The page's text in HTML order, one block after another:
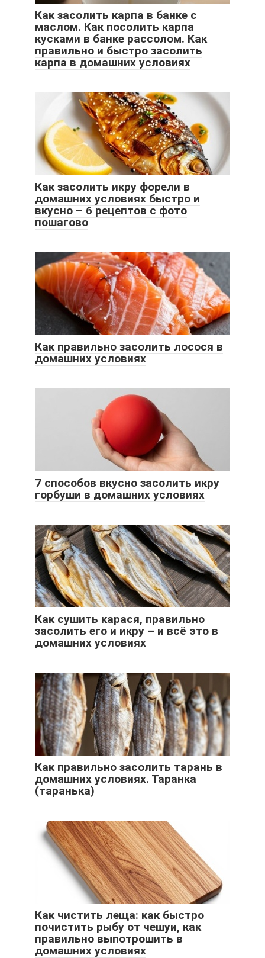
Как засолить карпа в банке с
маслом. Как посолить карпа
кусками в банке рассолом. Как
правильно и быстро засолить
карпа в домашних условиях
Как засолить икру форели в
домашних условиях быстро и
вкусно – 6 рецептов с фото
пошагово
Как правильно засолить лосося в
домашних условиях
7 способов вкусно засолить икру
горбуши в домашних условиях
Как сушить карася, правильно
засолить его и икру – и всё это в
домашних условиях
Как правильно засолить тарань в
домашних условиях. Таранка
(таранька)
Как чистить леща: как быстро
почистить рыбу от чешуи, как
правильно выпотрошить в
домашних условиях